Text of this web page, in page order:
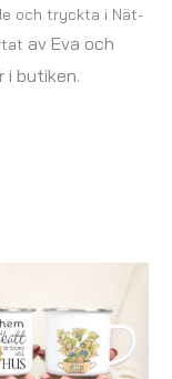
och tryckta i Nät-
av Eva och
butiken.